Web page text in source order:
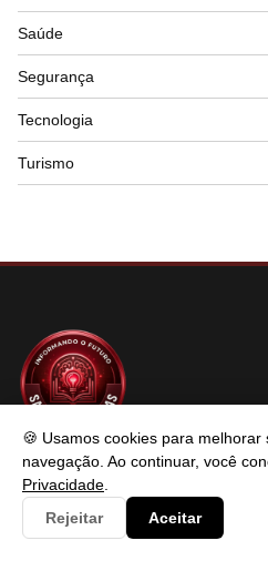
🍪 Usamos cookies para melhorar
navegação. Ao continuar, você
Privacidade
Rejeitar
Aceitar
Saúde
Segurança
Tecnologia
Turismo
SABER TECNOLOGIAS
Saber Tecnologias é um portal de